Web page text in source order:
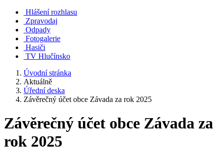
Hlášení rozhlasu
Zpravodaj
Odpady
Fotogalerie
Hasiči
TV Hlučínsko
Úvodní stránka
Aktuálně
Úřední deska
Závěrečný účet obce Závada za rok 2025
Závěrečný účet obce Závada za
rok 2025